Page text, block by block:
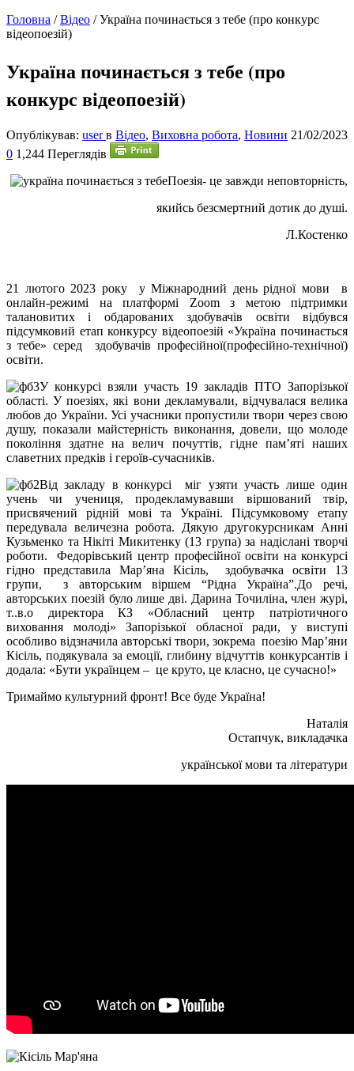
Головна /Відео /Україна починається з тебе (про конкурс
відеопоезій)
Україна починається з тебе (про
конкурс відеопоезій)
Опублікував: userв Відео, Виховна робота, Новини 21/02/2023
0 1,244 Переглядів
Поезія- це завжди неповторність,
якийсь безсмертний дотик до душі.
Л.Костенко
21
лютого 2023 року у Міжнародний день рідної мови в
онлайн-режимі на платформі Zoom з метою підтримки
талановитих і обдарованих здобувачів освіти відбувся
підсумковий етап конкурсу відеопоезій «Україна починається
з тебе» серед здобувачів професійної(професійно-технічної)
освіти.
У конкурсі взяли участь 19 закладів ПТО Запорізької
області. У поезіях, які вони декламували, відчувалася велика
любов до України. Усі учасники пропустили твори через свою
душу, показали майстерність виконання, довели, що молоде
покоління здатне на велич почуттів, гідне пам’яті наших
славетних предків і героїв-сучасників.
Від закладу в конкурсі міг узяти участь лише один
учень чи учениця, продекламувавши віршований твір,
присвячений рідній мові та Україні. Підсумковому етапу
передувала величезна робота. Дякую другокурсникам Анні
Кузьменко та Нікіті Микитенку (13 група) за надіслані творчі
роботи. Федорівський центр професійної освіти на конкурсі
гідно представила Мар’яна Кісіль, здобувачка освіти 13
групи, з авторським віршем “Рідна Україна”.До речі,
авторських поезій було лише дві. Дарина Точиліна, член журі,
т..в.о директора КЗ «Обласний центр патріотичного
виховання молоді» Запорізької обласної ради, у виступі
особливо відзначила авторські твори, зокрема поезію Мар’яни
Кісіль, подякувала за емоції, глибину відчуттів конкурсантів і
додала: «Бути українцем – це круто, це класно, це сучасно!»
Тримаймо культурний фронт! Все буде Україна!
Наталія
Остапчук, викладачка
української мови та літератури